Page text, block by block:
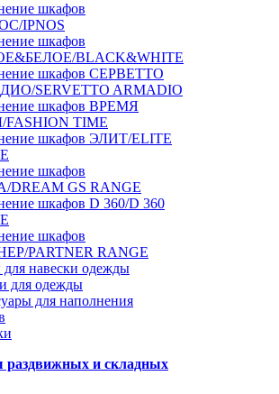
шкафов
IPNOS
шкафов
BLACK&WHITE
шкафов СЕРВЕТТО
SERVETTO ARMADIO
шкафов ВРЕМЯ
TIME
шкафов ЭЛИТ/ELITE
шкафов
DREAM GS RANGE
шкафов D 360/D 360
шкафов
PARTNER RANGE
навески одежды
для одежды
для наполнения
раздвижных и складных